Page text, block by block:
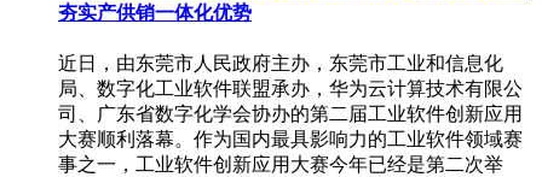
夯实产供销一体化优势
近日，由东莞市人民政府主办，东莞市工业和信息化
局、数字化工业软件联盟承办，华为云计算技术有限公
司、广东省数字化学会协办的第二届工业软件创新应用
大赛顺利落幕。作为国内最具影响力的工业软件领域赛
事之一，工业软件创新应用大赛今年已经是第二次举